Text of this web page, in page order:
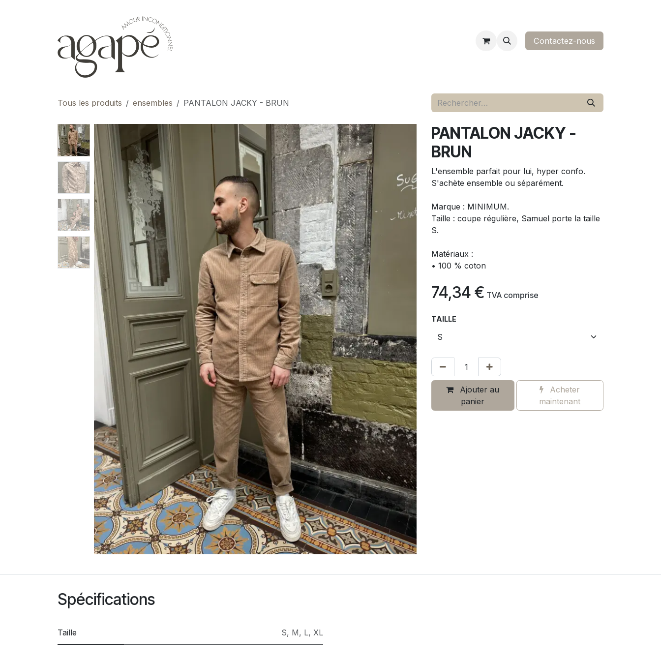
contact Contactez-nous​
Tous les produits ensembles PANTALON JACKY - BRUN
PANTALON JACKY -
BRUN
L'ensemble parfait pour lui, hyper confo.
S'achète ensemble ou séparément.
Marque : MINIMUM.
Taille : coupe régulière, Samuel porte la taille
S.
Matériaux :
• 100 % coton
74,34 € TVA comprise
TAILLE
Ajouter au
panier
Acheter
maintenant
Spécifications
Taille S, M, L, XL